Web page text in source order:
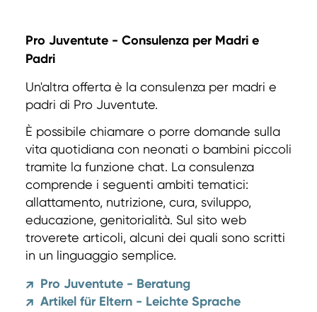
Pro Juventute - Consulenza per Madri e
Padri
Un'altra offerta è la consulenza per madri e
padri di Pro Juventute.
È possibile chiamare o porre domande sulla
vita quotidiana con neonati o bambini piccoli
tramite la funzione chat. La consulenza
comprende i seguenti ambiti tematici:
allattamento, nutrizione, cura, sviluppo,
educazione, genitorialità. Sul sito web
troverete articoli, alcuni dei quali sono scritti
in un linguaggio semplice.
↗ Pro Juventute - Beratung
↗ Artikel für Eltern - Leichte Sprache